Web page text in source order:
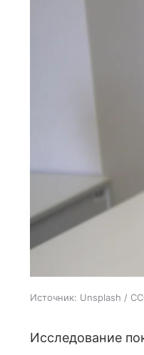
Источник: Unsplash /
Исследование